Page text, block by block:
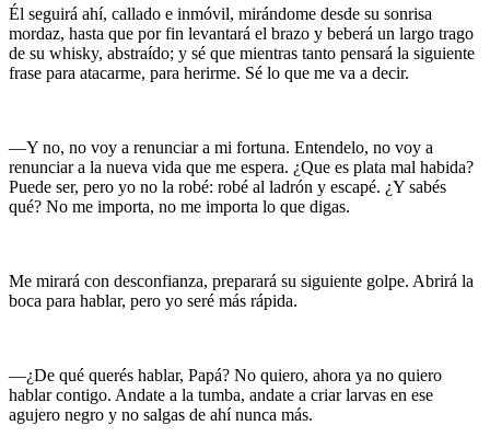
Él seguirá ahí, callado e inmóvil, mirándome desde su sonrisa
mordaz, hasta que por fin levantará el brazo y beberá un largo trago
de su whisky, abstraído; y sé que mientras tanto pensará la siguiente
frase para atacarme, para herirme. Sé lo que me va a decir.
—Y no, no voy a renunciar a mi fortuna. Entendelo, no voy a
renunciar a la nueva vida que me espera. ¿Que es plata mal habida?
Puede ser, pero yo no la robé: robé al ladrón y escapé. ¿Y sabés
qué? No me importa, no me importa lo que digas.
Me mirará con desconfianza, preparará su siguiente golpe. Abrirá la
boca para hablar, pero yo seré más rápida.
—¿De qué querés hablar, Papá? No quiero, ahora ya no quiero
hablar contigo. Andate a la tumba, andate a criar larvas en ese
agujero negro y no salgas de ahí nunca más.